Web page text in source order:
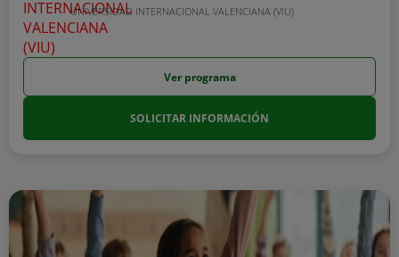
UNIVERSIDAD INTERNACIONAL VALENCIANA (VIU)
Ver programa
SOLICITAR INFORMACIÓN